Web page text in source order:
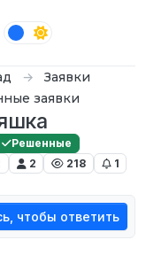
Заявки
заявки
Решенные
2 218 1
чтобы ответить